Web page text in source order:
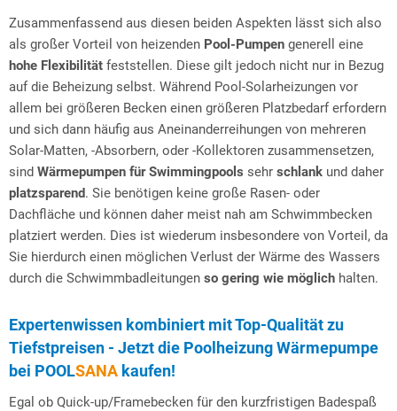
Zusammenfassend aus diesen beiden Aspekten lässt sich also
als großer Vorteil von heizenden Pool-Pumpen generell eine
hohe Flexibilität feststellen. Diese gilt jedoch nicht nur in Bezug
auf die Beheizung selbst. Während Pool-Solarheizungen vor
allem bei größeren Becken einen größeren Platzbedarf erfordern
und sich dann häufig aus Aneinanderreihungen von mehreren
Solar-Matten, -Absorbern, oder -Kollektoren zusammensetzen,
sind Wärmepumpen für Swimmingpools sehr schlank und daher
platzsparend. Sie benötigen keine große Rasen- oder
Dachfläche und können daher meist nah am Schwimmbecken
platziert werden. Dies ist wiederum insbesondere von Vorteil, da
Sie hierdurch einen möglichen Verlust der Wärme des Wassers
durch die Schwimmbadleitungen so gering wie möglich halten.
Expertenwissen kombiniert mit Top-Qualität zu
Tiefstpreisen - Jetzt die Poolheizung Wärmepumpe
bei POOLSANA kaufen!
Egal ob Quick-up/Framebecken für den kurzfristigen Badespaß